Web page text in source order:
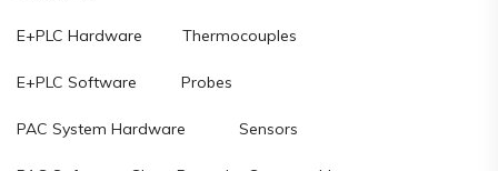
E+PLC Hardware Thermocouples
E+PLC Software Probes
PAC System Hardware Sensors